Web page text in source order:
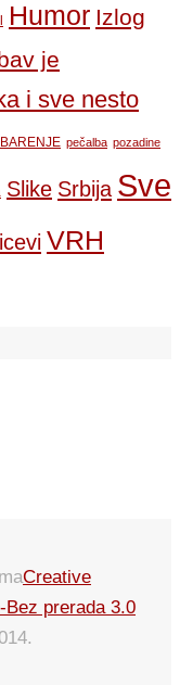
Humor Izlog
je
i sve nesto
pečalba pozadine
Slike Srbija Sve
VRH
Creative
prerada 3.0